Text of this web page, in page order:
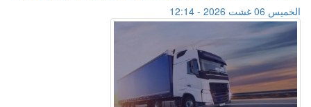
الخميس 06 غشت 2026 - 12:14